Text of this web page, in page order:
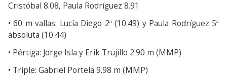
Cristóbal 8.08, Paula Rodríguez 8.91
• 60 m vallas: Lucía Diego 2ª (10.49) y Paula Rodríguez 5ª
absoluta (10.44)
• Pértiga: Jorge Isla y Erik Trujillo 2.90 m (MMP)
• Triple: Gabriel Portela 9.98 m (MMP)